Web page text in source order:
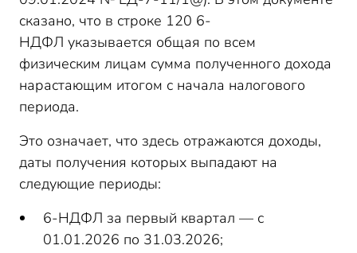
сказано, что в строке 120 6-
НДФЛ указывается общая по всем
физическим лицам сумма полученного дохода
нарастающим итогом с начала налогового
периода.
Это означает, что здесь отражаются доходы,
даты получения которых выпадают на
следующие периоды:
6-НДФЛ за первый квартал — с
01.01.2026 по 31.03.2026;